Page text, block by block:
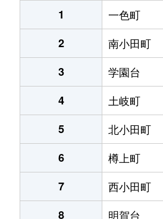
1
一色町
2
南小田町
3
学園台
4
土岐町
5
北小田町
6
樽上町
7
西小田町
8
明賀台